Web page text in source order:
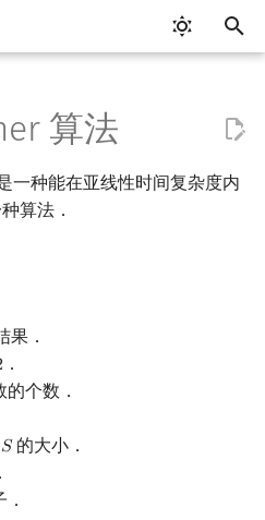
OI 赛事与赛制
题型概述
读入、输出优化
Vim
评测工具简介
Testlib 简介
Hello, World!
C++ 标准库简介
类
复杂度简介
排序简介
DP 优化简介
后缀数组简介
并查集
堆简介
分块思想
线段树基础
值
Kinetic Tournament Tree
二叉搜索树 & 平衡树
可持久化数据结构简介
线段树套线段树
Link Cut Tree
树基础
最短路
最小生成树
强连通分量
网络流简介
图匹配
离线算法简介
随机函数
算法
一种能在亚线性时间复杂度内
算法．
果．
．
个数．
𝑆
S的大小．